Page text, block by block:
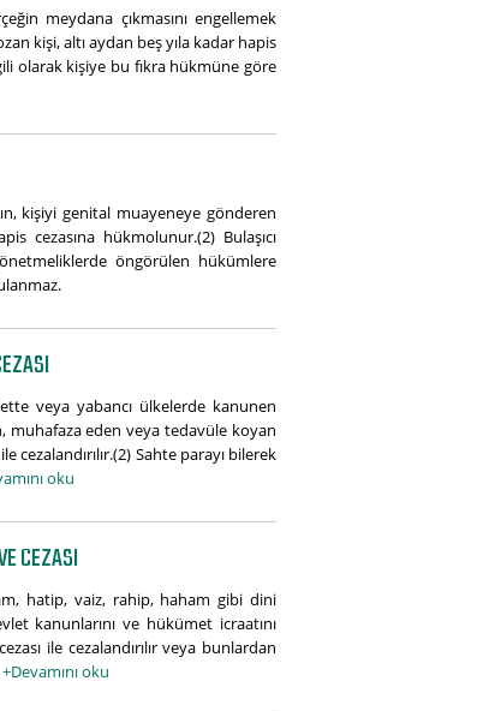
meydana çıkmasını engellemek
kişi, altı aydan beş yıla kadar hapis
olarak kişiye bu fıkra hükmüne göre
kişiyi genital muayeneye gönderen
cezasına hükmolunur.(2) Bulaşıcı
öngörülen hükümlere
veya yabancı ülkelerde kanunen
muhafaza eden veya tedavüle koyan
cezalandırılır.(2) Sahte parayı bilerek
oku
CEZASI
hatip, vaiz, rahip, haham gibi dini
kanunlarını ve hükümet icraatını
ile cezalandırılır veya bunlardan
+Devamını oku